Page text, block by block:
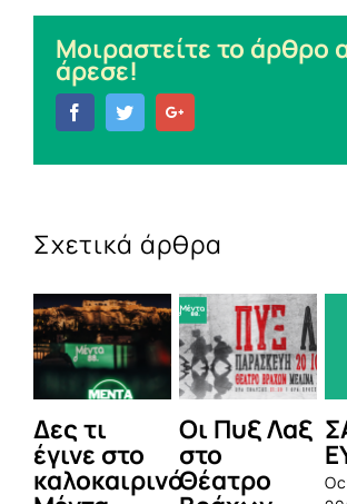
Μοιραστείτε το άρθρο
άρεσε!
FacebookTwitter
Σχετικά άρθρα
Δες τι
έγινε στο
καλοκαιρινό
Οι Πυξ Λαξ
στο
Θέατρο